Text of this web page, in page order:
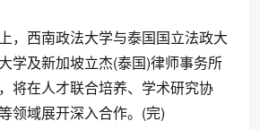
西南政法大学与泰国国立法政大
学及新加坡立杰(泰国)律师事务所
将在人才联合培养、学术研究协
领域展开深入合作。(完)